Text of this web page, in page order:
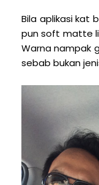
Bila aplikasi kat
pun soft matte
Warna nampak
sebab bukan